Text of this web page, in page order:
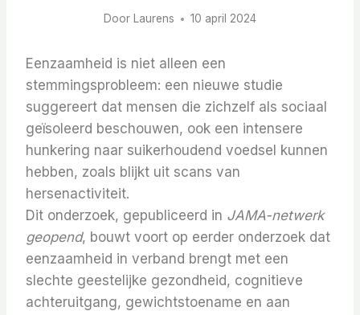
Door Laurens 10 april 2024
Eenzaamheid is niet alleen een
stemmingsprobleem: een nieuwe studie
suggereert dat mensen die zichzelf als sociaal
geïsoleerd beschouwen, ook een intensere
hunkering naar suikerhoudend voedsel kunnen
hebben, zoals blijkt uit scans van
hersenactiviteit.
Dit onderzoek, gepubliceerd in JAMA-netwerk
geopend, bouwt voort op eerder onderzoek dat
eenzaamheid in verband brengt met een
slechte geestelijke gezondheid, cognitieve
achteruitgang, gewichtstoename en aan